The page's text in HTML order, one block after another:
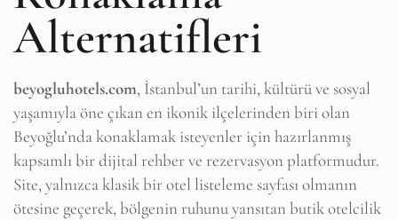
Alternatifleri
beyogluhotels.com, İstanbul’un tarihi, kültürü ve sosyal
yaşamıyla öne çıkan en ikonik ilçelerinden biri olan
Beyoğlu’nda konaklamak isteyenler için hazırlanmış
kapsamlı bir dijital rehber ve rezervasyon platformudur.
Site, yalnızca klasik bir otel listeleme sayfası olmanın
ötesine geçerek, bölgenin ruhunu yansıtan butik otelcilik